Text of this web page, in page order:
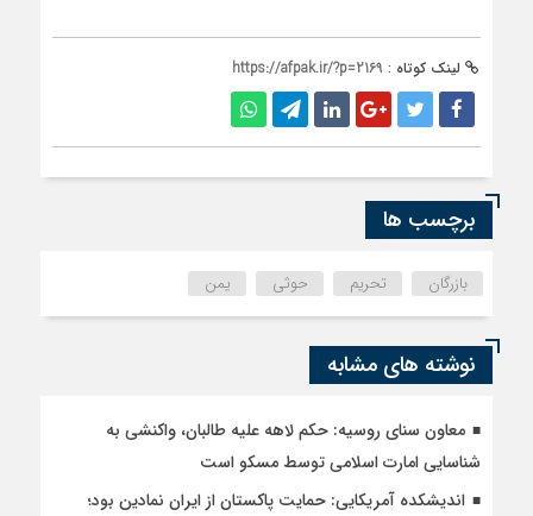
لینک کوتاه : https://afpak.ir/?p=2169
برچسب ها
بازرگان تحریم حوثی یمن
نوشته های مشابه
معاون سنای روسیه: حکم لاهه علیه طالبان، واکنشی به
شناسایی امارت اسلامی توسط مسکو است
اندیشکده آمریکایی: حمایت پاکستان از ایران نمادین بود؛